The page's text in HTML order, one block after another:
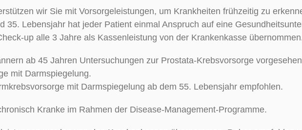
wir Sie mit Vorsorgeleistungen, um Krankheiten frühzeitig zu
35. Lebensjahr hat jeder Patient einmal Anspruch auf eine
up alle 3 Jahre als Kassenleistung von der Krankenkasse
ab 45 Jahren Untersuchungen zur Prostata-Krebsvorsorge
mit Darmspiegelung.
mit Darmspiegelung ab dem 55. Lebensjahr empfohlen.
Kranke im Rahmen der Disease-Management-Programme.